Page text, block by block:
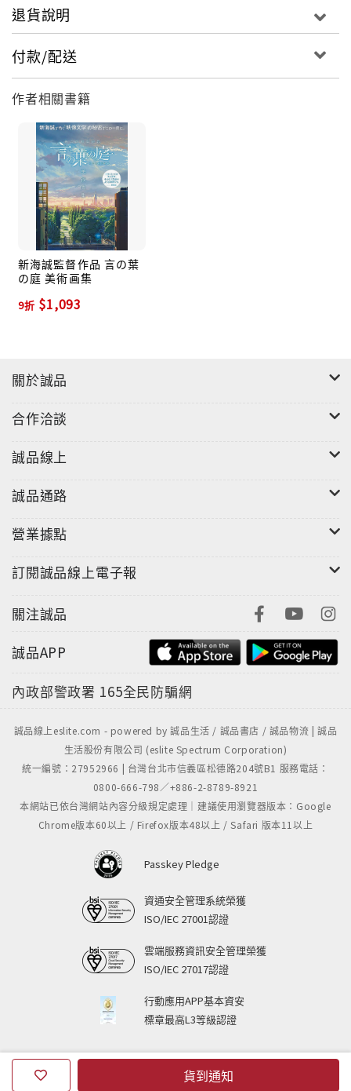
貨到通知
從出道作「星之聲」到今年大放異彩的「你的名字」，
除了完全收集新海誠作品的資料以外，主要也收集了
「你的名字」的設定、故事背景以及深度訪談，完整介
之介×上白石萌音對談、新海監督×RADWIMPS對談、
「塔的彼方」(「雲的彼方」原案繪製的全彩漫畫)，以
及新海誠作品中最大亮點的背景美術圖片，還有每一部
作品的重要分鏡圖、設定圖等等，是喜愛新海誠作品的
讀者必收的精彩特集。
アニメーション監督・新海 誠のデビュー作『ほしのこ
え』から、
最新作『君の名は。』までの軌跡を徹底ガイド!
最新作の『君の名は。』の紹介に加え、
さらに、新海監督と神木隆之介の対談などを通して、
最新作『君の名は。』の豪華キャスト&クリエイター
・新海監督×神木隆之介×上白石萌音 鼎談
・田中将賀インタビュー
設定資料や絵コンテなどを掲載し、過去作品を徹底ガ
イド。
・『ほしのこえ』
・『雲のむこう、約束の場所』
・『星を追う子ども』
・『言の葉の庭』
他
【神木隆之介が旅する新海 誠の世界】
新海 誠作品のファンである神木隆之介が、過去作品か
ら最新作までを語る!
美麗背景美術を画集風に掲載!
【特別掲載】
短編漫画『塔のむこう』(『雲のむこう〜』の原案とな
退貨說明
付款/配送
作者相關書籍
新海誠監督作品 言の葉
の庭 美術画集
9折 $1,093
關於誠品
合作洽談
誠品線上
誠品通路
營業據點
訂閱誠品線上電子報
關注誠品
誠品APP
內政部警政署 165全民防騙網
誠品線上eslite.com - powered by 誠品生活 / 誠品書店 / 誠品物流 | 誠品
生活股份有限公司 (eslite Spectrum Corporation)
統一編號：27952966 | 台灣台北市信義區松德路204號B1 服務電話：
0800-666-798／+886-2-8789-8921
本網站已依台灣網站內容分級規定處理｜建議使用瀏覽器版本：Google
Chrome版本60以上 / Firefox版本48以上 / Safari 版本11以上
Passkey Pledge
資通安全管理系統榮獲
ISO/IEC 27001認證
雲端服務資訊安全管理榮獲
ISO/IEC 27017認證
行動應用APP基本資安
標章最高L3等級認證